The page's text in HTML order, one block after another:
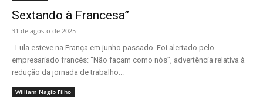
Sextando à Francesa”
31 de agosto de 2025
Lula esteve na França em junho passado. Foi alertado pelo
empresariado francês: “Não façam como nós”, advertência relativa à
redução da jornada de trabalho...
William Nagib Filho